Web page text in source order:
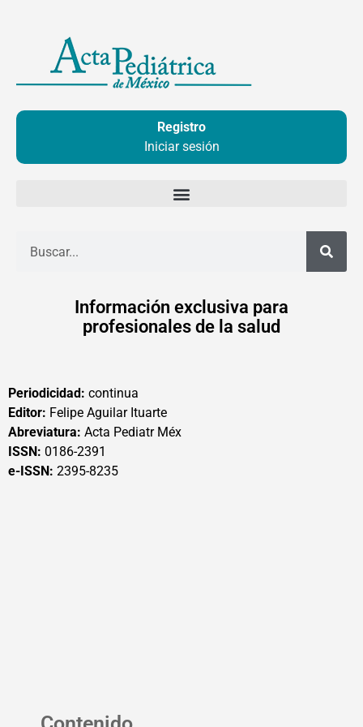
contenido
Registro
Iniciar sesión
Información exclusiva para
profesionales de la salud
Periodicidad: continua
Editor: Felipe Aguilar Ituarte
Abreviatura: Acta Pediatr Méx
ISSN: 0186-2391
e-ISSN: 2395-8235